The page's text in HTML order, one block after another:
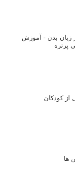
زبان بدن - آموزش
از کودکان